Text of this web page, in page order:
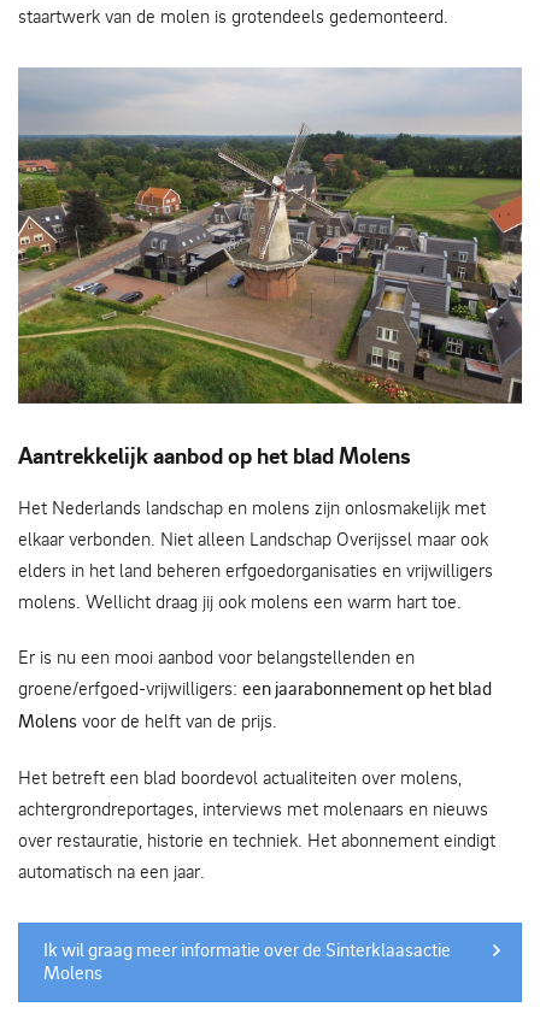
staartwerk van de molen is grotendeels gedemonteerd.
Aantrekkelijk aanbod op het blad Molens
Het Nederlands landschap en molens zijn onlosmakelijk met
elkaar verbonden. Niet alleen Landschap Overijssel maar ook
elders in het land beheren erfgoedorganisaties en vrijwilligers
molens. Wellicht draag jij ook molens een warm hart toe.
Er is nu een mooi aanbod voor belangstellenden en
groene/erfgoed-vrijwilligers: een jaarabonnement op het blad
Molens voor de helft van de prijs.
Het betreft een blad boordevol actualiteiten over molens,
achtergrondreportages, interviews met molenaars en nieuws
over restauratie, historie en techniek. Het abonnement eindigt
automatisch na een jaar.
Ik wil graag meer informatie over de Sinterklaasactie
Molens